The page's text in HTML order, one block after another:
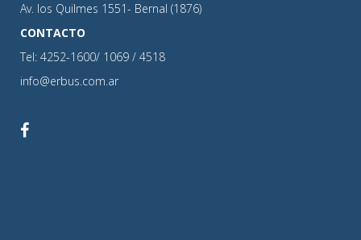
Av. los Quilmes 1551- Bernal (1876)
CONTACTO
Tel: 4252-1600/ 1069 / 4518
info@erbus.com.ar